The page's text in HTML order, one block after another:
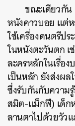
ขณะเดียวกั
หนังคาวบอย แต่
ใช้เครื่องดนตรีป
ในหนังตะวันตก เ
ละครหลักในเรื่อง
เป็นหลัก ยังส่งผ
ซึ่งรับกันกับความ
สมิต-แม็กฟี) เด็ก
ลานตาไปด้วยวัว